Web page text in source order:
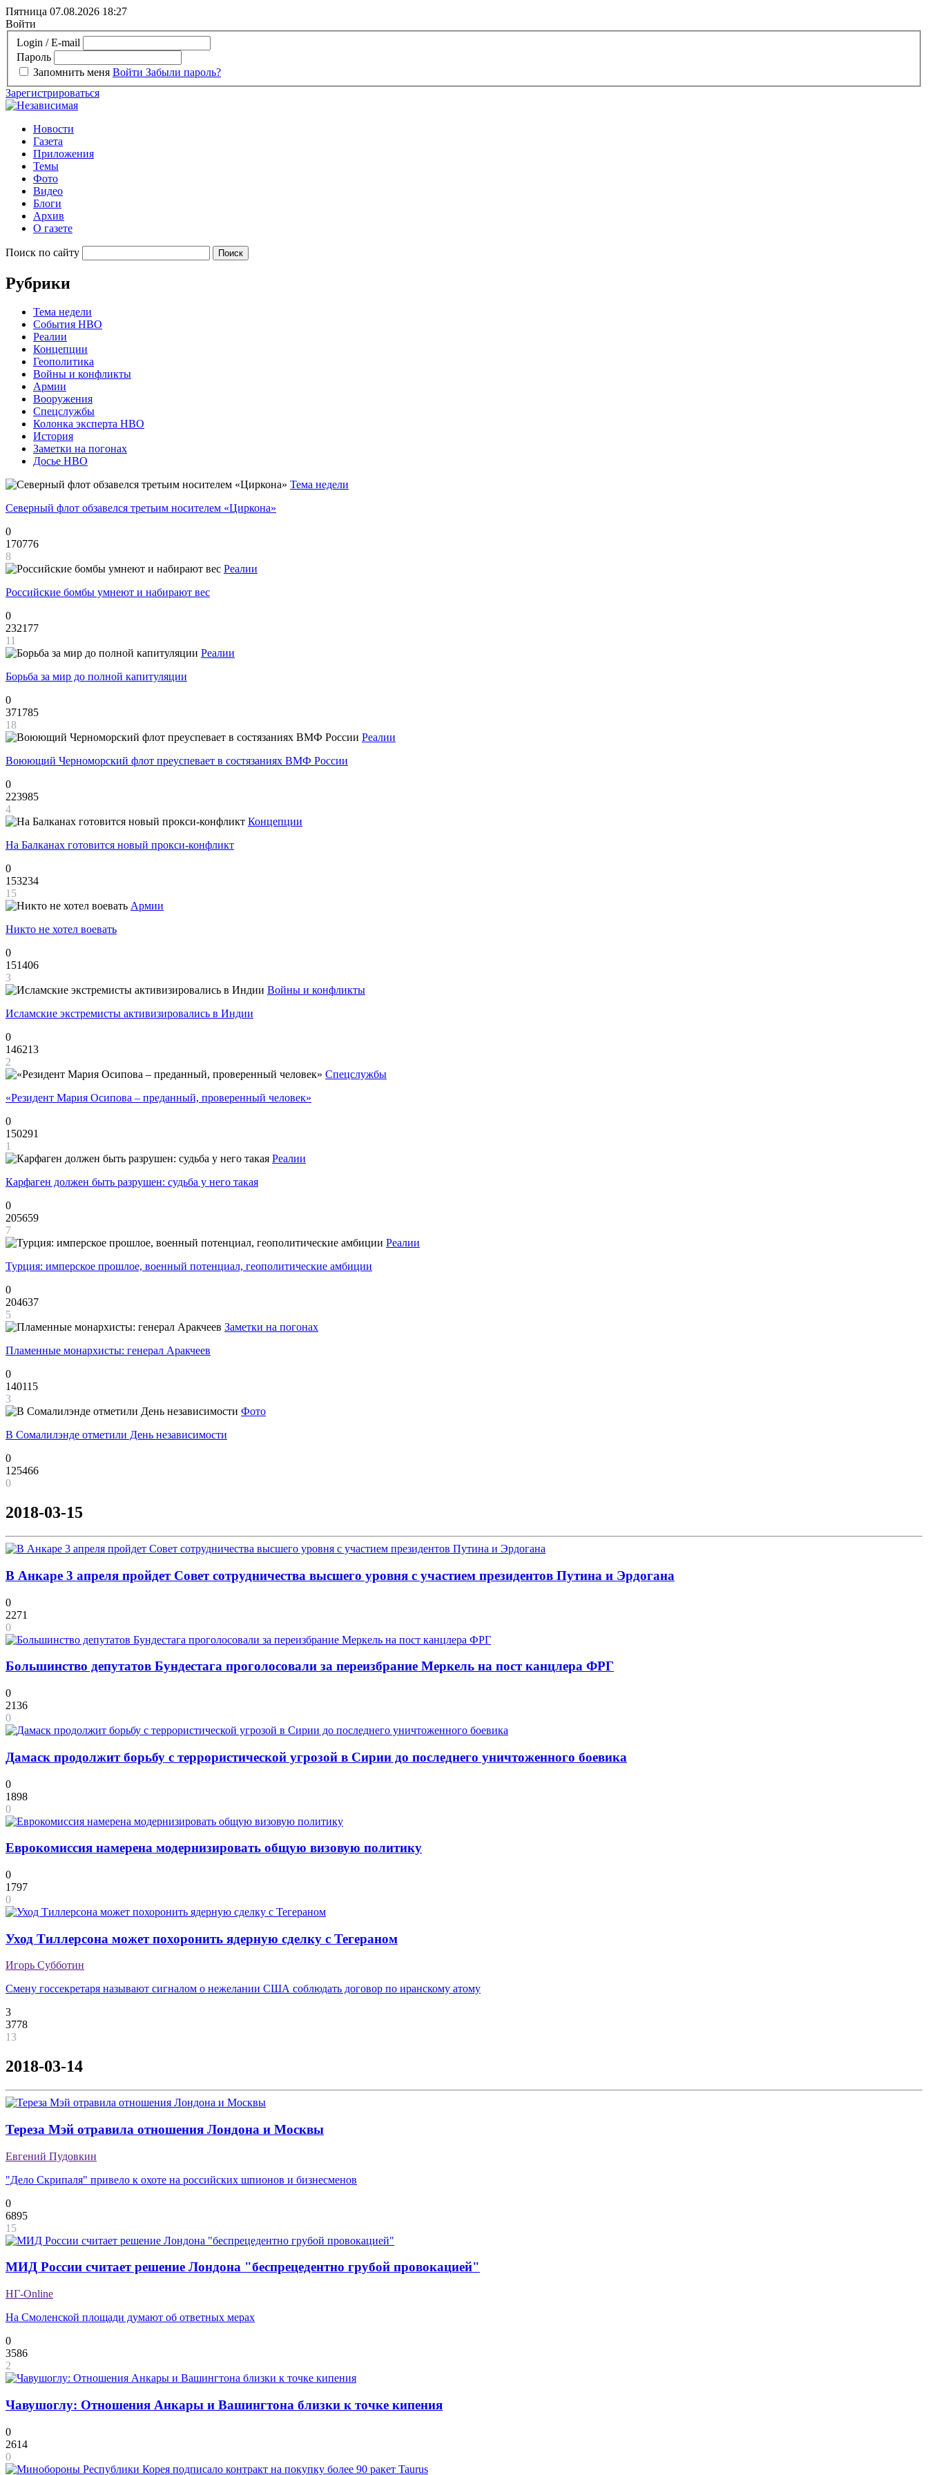
Пятница 07.08.2026 18:27
Войти
Login / E-mail
Пароль
Запомнить меня Войти Забыли пароль?
Зарегистрироваться
Новости
Газета
Приложения
Темы
Фото
Видео
Блоги
Архив
О газете
Поиск по сайту
Рубрики
Тема недели
События НВО
Реалии
Концепции
Геополитика
Войны и конфликты
Армии
Вооружения
Спецслужбы
Колонка эксперта НВО
История
Заметки на погонах
Досье НВО
Тема недели
Северный флот обзавелся третьим носителем «Циркона»
0
170776
8
Реалии
Российские бомбы умнеют и набирают вес
0
232177
11
Реалии
Борьба за мир до полной капитуляции
0
371785
18
Реалии
Воюющий Черноморский флот преуспевает в состязаниях ВМФ России
0
223985
4
Концепции
На Балканах готовится новый прокси-конфликт
0
153234
15
Армии
Никто не хотел воевать
0
151406
3
Войны и конфликты
Исламские экстремисты активизировались в Индии
0
146213
2
Спецслужбы
«Резидент Мария Осипова – преданный, проверенный человек»
0
150291
1
Реалии
Карфаген должен быть разрушен: судьба у него такая
0
205659
7
Реалии
Турция: имперское прошлое, военный потенциал, геополитические амбиции
0
204637
5
Заметки на погонах
Пламенные монархисты: генерал Аракчеев
0
140115
3
Фото
В Сомалилэнде отметили День независимости
0
125466
0
2018-03-15
В Анкаре 3 апреля пройдет Совет сотрудничества высшего уровня с участием президентов Путина и Эрдогана
0
2271
0
Большинство депутатов Бундестага проголосовали за переизбрание Меркель на пост канцлера ФРГ
0
2136
0
Дамаск продолжит борьбу с террористической угрозой в Сирии до последнего уничтоженного боевика
0
1898
0
Еврокомиссия намерена модернизировать общую визовую политику
0
1797
0
Уход Тиллерсона может похоронить ядерную сделку с Тегераном
Игорь Субботин
Смену госсекретаря называют сигналом о нежелании США соблюдать договор по иранскому атому
3
3778
13
2018-03-14
Тереза Мэй отравила отношения Лондона и Москвы
Евгений Пудовкин
"Дело Скрипаля" привело к охоте на российских шпионов и бизнесменов
0
6895
15
МИД России считает решение Лондона "беспрецедентно грубой провокацией"
НГ-Online
На Смоленской площади думают об ответных мерах
0
3586
2
Чавушоглу: Отношения Анкары и Вашингтона близки к точке кипения
0
2614
0